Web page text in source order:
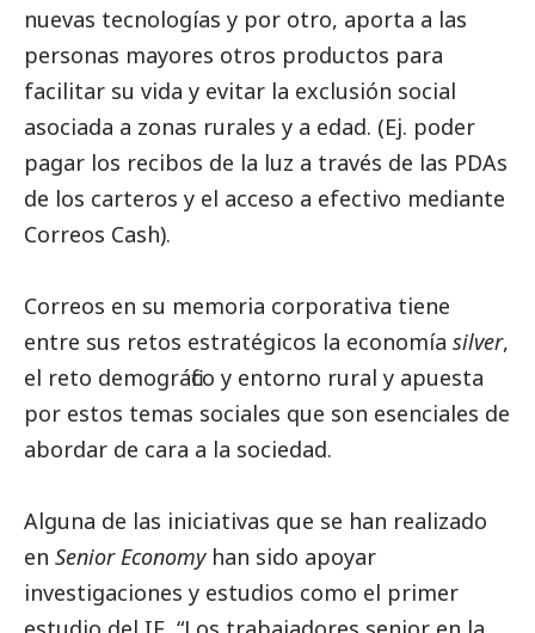
nuevas tecnologías y por otro, aporta a las
personas mayores otros productos para
facilitar su vida y evitar la exclusión social
asociada a zonas rurales y a edad. (Ej. poder
pagar los recibos de la luz a través de las PDAs
de los carteros y el acceso a efectivo mediante
Correos Cash).
Correos en su memoria corporativa tiene
entre sus retos estratégicos la economía silver,
el reto demográfico y entorno rural y apuesta
por estos temas sociales que son esenciales de
abordar de cara a la sociedad.
Alguna de las iniciativas que se han realizado
en Senior Economyhan sido apoyar
investigaciones y estudios como el primer